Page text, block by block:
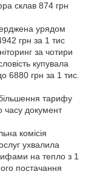
склав 874 грн
урядом
грн за 1 тис
за чотири
купувала
6880 грн за 1 тис.
тарифу
часу документ
комісія
ухвалила
на тепло з 1
постачання